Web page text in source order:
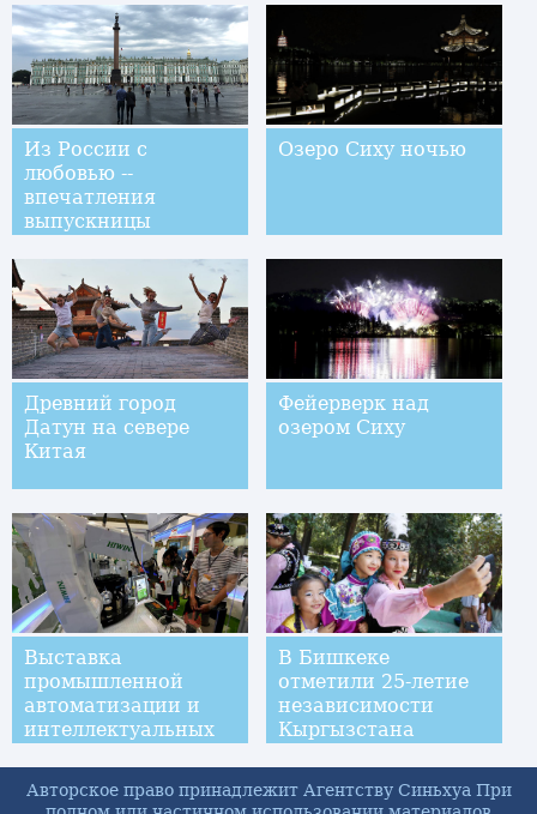
Из России с
любовью --
впечатления
выпускницы
от поездки в Москву
и Санкт-Петербург
Озеро Сиху ночью
Древний город
Датун на севере
Китая
Фейерверк над
озером Сиху
Выставка
промышленной
автоматизации и
интеллектуальных
Тайбэе
В Бишкеке
отметили 25-летие
независимости
Кыргызстана
Авторское право принадлежит Агентству Синьхуа При